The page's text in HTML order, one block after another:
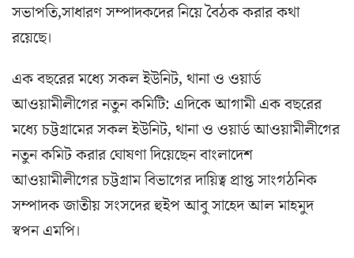
সভাপতি,সাধারণ সম্পাদকদের নিয়ে বৈঠক করার কথা
রয়েছে।
এক বছরের মধ্যে সকল ইউনিট, থানা ও ওয়ার্ড
আওয়ামীলীগের নতুন কমিটি: এদিকে আগামী এক বছরের
মধ্যে চট্টগ্রামের সকল ইউনিট, থানা ও ওয়ার্ড আওয়ামীলীগের
নতুন কমিট করার ঘোষণা দিয়েছেন বাংলাদেশ
আওয়ামীলীগের চট্টগ্রাম বিভাগের দায়িত্ব প্রাপ্ত সাংগঠনিক
সম্পাদক জাতীয় সংসদের হুইপ আবু সাহেদ আল মাহমুদ
স্বপন এমপি।